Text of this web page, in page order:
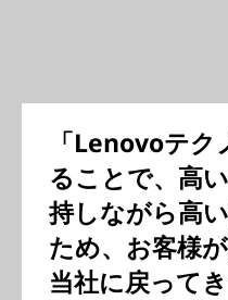
「Lenovoテ
ることで、高
持しながら高
ため、お客様
当社に戻って